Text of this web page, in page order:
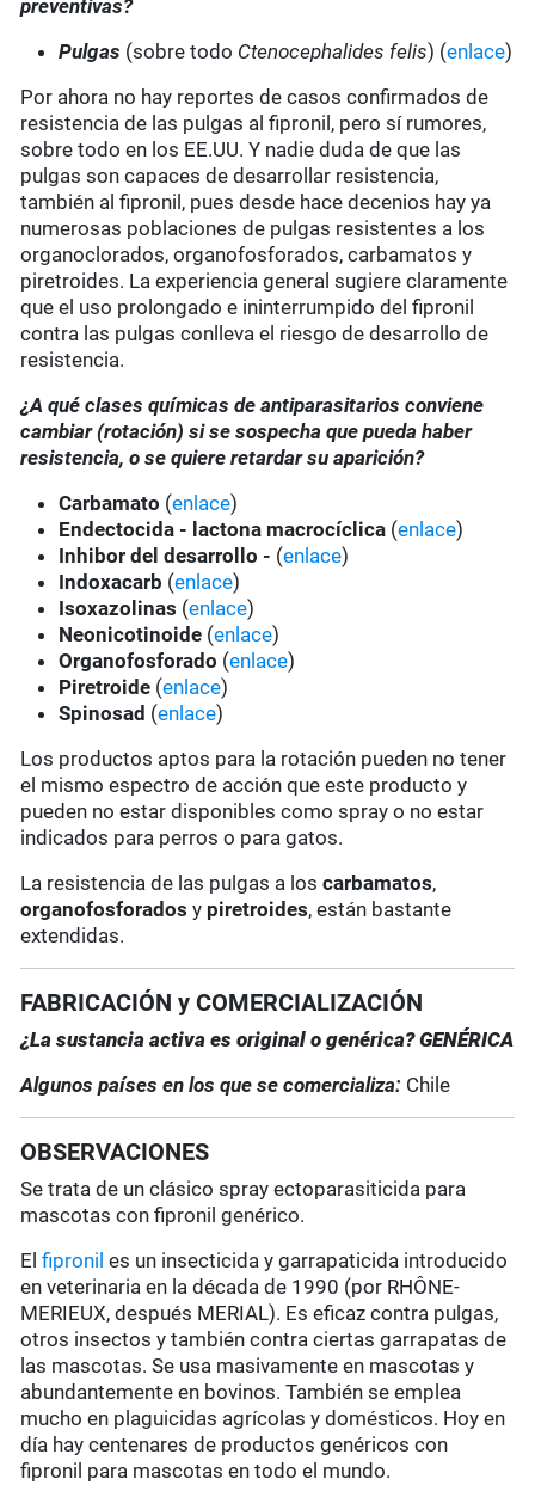
preventivas?
Pulgas (sobre todo Ctenocephalides felis) (enlace)
Por ahora no hay reportes de casos confirmados de
resistencia de las pulgas al fipronil, pero sí rumores,
sobre todo en los EE.UU. Y nadie duda de que las
pulgas son capaces de desarrollar resistencia,
también al fipronil, pues desde hace decenios hay ya
numerosas poblaciones de pulgas resistentes a los
organoclorados, organofosforados, carbamatos y
piretroides. La experiencia general sugiere claramente
que el uso prolongado e ininterrumpido del fipronil
contra las pulgas conlleva el riesgo de desarrollo de
resistencia.
¿A qué clases químicas de antiparasitarios conviene
cambiar (rotación) si se sospecha que pueda haber
resistencia, o se quiere retardar su aparición?
Carbamato (enlace)
Endectocida - lactona macrocíclica (enlace)
Inhibor del desarrollo - (enlace)
Indoxacarb (enlace)
Isoxazolinas (enlace)
Neonicotinoide (enlace)
Organofosforado (enlace)
Piretroide (enlace)
Spinosad (enlace)
Los productos aptos para la rotación pueden no tener
el mismo espectro de acción que este producto y
pueden no estar disponibles como spray o no estar
indicados para perros o para gatos.
La resistencia de las pulgas a loscarbamatos,
organofosforados y piretroides, están bastante
extendidas.
FABRICACIÓN y COMERCIALIZACIÓN
¿La sustancia activa es original o genérica? GENÉRICA
Algunos países en los que se comercializa: Chile
OBSERVACIONES
Se trata de un clásico spray ectoparasiticida para
mascotas con fipronil genérico.
Elfipronil es un insecticida y garrapaticida introducido
en veterinaria en la década de 1990 (por RHÔNE-
MERIEUX, después MERIAL). Es eficaz contra pulgas,
otros insectos y también contra ciertas garrapatas de
las mascotas. Se usa masivamente en mascotas y
abundantemente en bovinos. También se emplea
mucho en plaguicidas agrícolas y domésticos. Hoy en
día hay centenares de productos genéricos con
fipronil para mascotas en todo el mundo.